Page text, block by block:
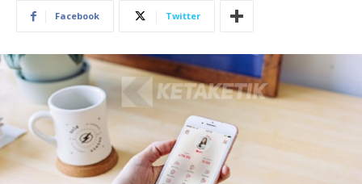
Facebook Twitter